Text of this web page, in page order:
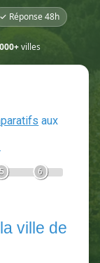
✓ Réponse 48h
villes
comparatifs